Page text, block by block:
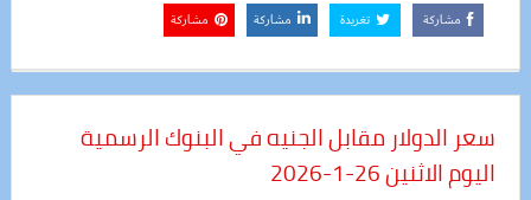
مشاركة تغريدة مشاركة مشاركة
سعر الدولار مقابل الجنيه في البنوك الرسمية
اليوم الاثنين 26-1-2026